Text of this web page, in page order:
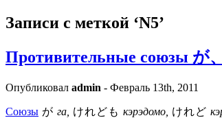
Записи с меткой ‘N5’
Противительные союзы が
Опубликовал admin - Февраль 13th, 2011
Союзы が га, けれども кэрэдомо, けれど